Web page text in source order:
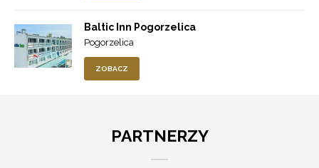
Baltic Inn Pogorzelica
Pogorzelica
ZOBACZ
PARTNERZY